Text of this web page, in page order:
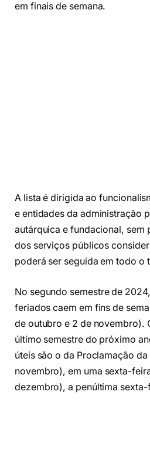
em finais de semana.
A lista é dirigida ao
e entidades da administração
autárquica e fundacional, sem
dos serviços públicos
poderá ser seguida em todo o
No segundo semestre de
feriados caem em fins de
de outubro e 2 de novembro).
último semestre do próximo
úteis são o da Proclamação da
novembro), em uma sexta-
dezembro), a penúltima